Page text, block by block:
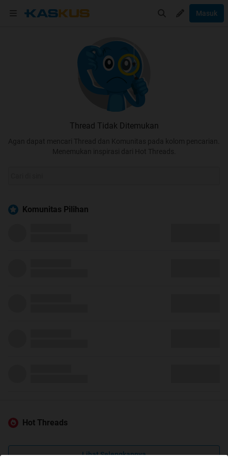
Masuk
Thread Tidak Ditemukan
Agan dapat mencari Thread dan Komunitas pada kolom pencarian.
Menemukan inspirasi dari Hot Threads.
Komunitas Pilihan
Hot Threads
Lihat Selengkapnya